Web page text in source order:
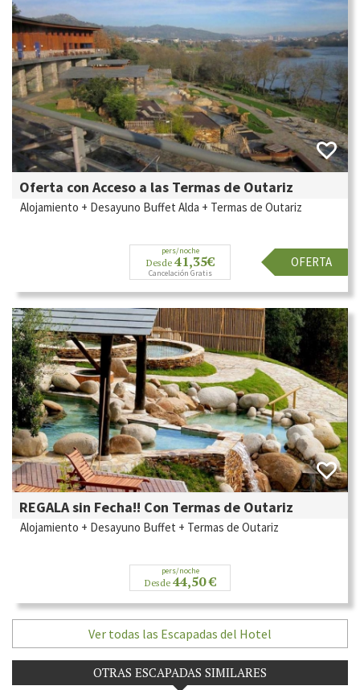
Oferta con Acceso a las Termas de Outariz
Alojamiento + Desayuno Buffet Alda + Termas de Outariz
pers/noche
Desde 41,35€
Cancelación Gratis
OFERTA
REGALA sin Fecha!! Con Termas de Outariz
Alojamiento + Desayuno Buffet + Termas de Outariz
pers/noche
Desde 44,50 €
Ver todas las Escapadas del Hotel
OTRAS ESCAPADAS SIMILARES